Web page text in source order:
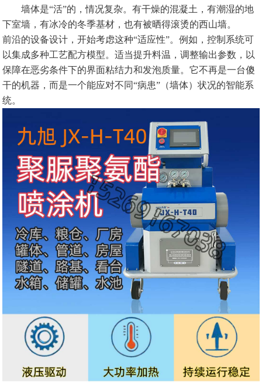
墙体是“活”的，情况复杂。有干燥的混凝土，有潮湿的地
下室墙，有冰冷的冬季基材，也有被晒得滚烫的西山墙。
前沿的设备设计，开始考虑这种“适应性”。例如，控制系统可
以集成多种工艺配方模型。适当提升料温，调整输出参数，以
保障在恶劣条件下的界面粘结力和发泡质量。它不再是一台傻
干的机器，而是一个能应对不同“病患”（墙体）状况的智能系
统。